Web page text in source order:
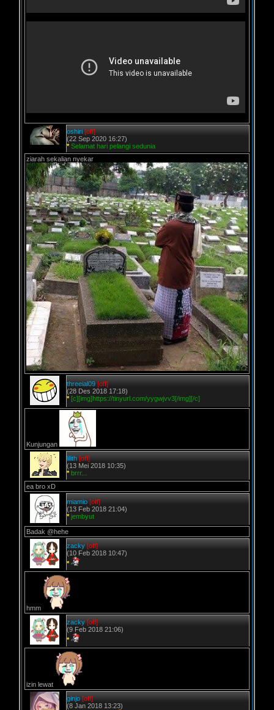
oshiri [off]
(22 Sep 2020 16:27)
* Selamat hari pelangi sedunia
ziarah sekalian nyekar
threeial09 [off]
(28 Des 2018 17:18)
* [c][img]https://tinyurl.com/yygwjvv3[/img][/c]
Kunjungan
lilith [off]
(13 Mei 2018 10:35)
* brrr...
ea bro xD
miamio [off]
(13 Feb 2018 21:04)
* jembyut
Badak @hehe
zacky [off]
(10 Feb 2018 10:47)
*
hmm
zacky [off]
(9 Feb 2018 21:06)
*
izin lewat
ginjo [off]
(8 Jan 2018 13:23)